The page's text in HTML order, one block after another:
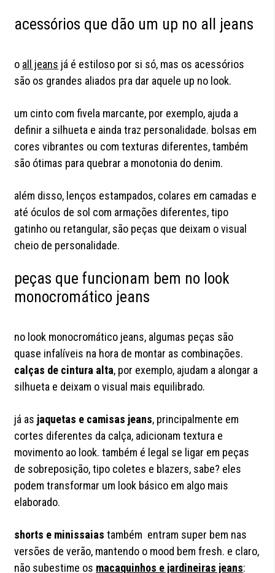
acessórios que dão um up no all jeans
o all jeans já é estiloso por si só, mas os acessórios
são os grandes aliados pra dar aquele up no look.
um cinto com fivela marcante, por exemplo, ajuda a
definir a silhueta e ainda traz personalidade. bolsas em
cores vibrantes ou com texturas diferentes, também
são ótimas para quebrar a monotonia do denim.
além disso, lenços estampados, colares em camadas e
até óculos de sol com armações diferentes, tipo
gatinho ou retangular, são peças que deixam o visual
cheio de personalidade.
peças que funcionam bem no look
monocromático jeans
no look monocromático jeans, algumas peças são
quase infalíveis na hora de montar as combinações.
calças de cintura alta, por exemplo, ajudam a alongar a
silhueta e deixam o visual mais equilibrado.
já as jaquetas e camisas jeans, principalmente em
cortes diferentes da calça, adicionam textura e
movimento ao look. também é legal se ligar em peças
de sobreposição, tipo coletes e blazers, sabe? eles
podem transformar um look básico em algo mais
elaborado.
shorts e minissaias também entram super bem nas
versões de verão, mantendo o mood bem fresh. e claro,
não subestime os macaquinhos e jardineiras jeans: